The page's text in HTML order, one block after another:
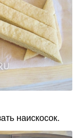
наискосок.